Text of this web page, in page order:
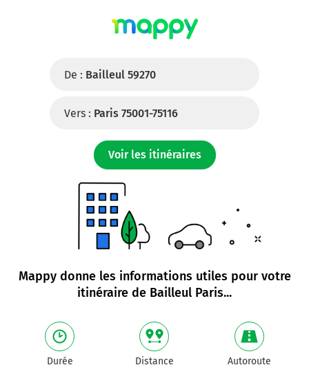
De : Bailleul 59270
Vers : Paris 75001-75116
Voir les itinéraires
Mappy donne les informations utiles pour votre
itinéraire de Bailleul Paris...
Durée Distance Autoroute